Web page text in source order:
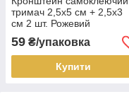
тримач 2,5х5 см + 2,5х3
см 2 шт. Рожевий
59 ₴/упаковка
Купити